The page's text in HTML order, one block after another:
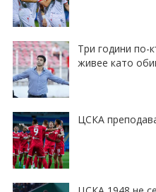
Три години по-
живее като
ЦСКА